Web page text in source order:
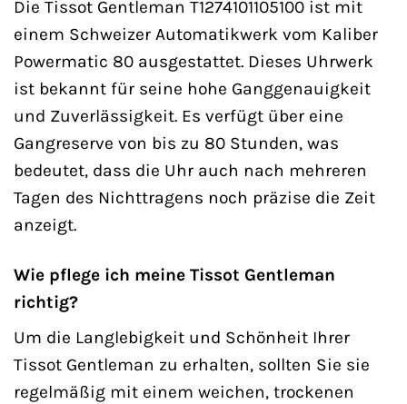
Die Tissot Gentleman T1274101105100 ist mit
einem Schweizer Automatikwerk vom Kaliber
Powermatic 80 ausgestattet. Dieses Uhrwerk
ist bekannt für seine hohe Ganggenauigkeit
und Zuverlässigkeit. Es verfügt über eine
Gangreserve von bis zu 80 Stunden, was
bedeutet, dass die Uhr auch nach mehreren
Tagen des Nichttragens noch präzise die Zeit
anzeigt.
Wie pflege ich meine Tissot Gentleman
richtig?
Um die Langlebigkeit und Schönheit Ihrer
Tissot Gentleman zu erhalten, sollten Sie sie
regelmäßig mit einem weichen, trockenen